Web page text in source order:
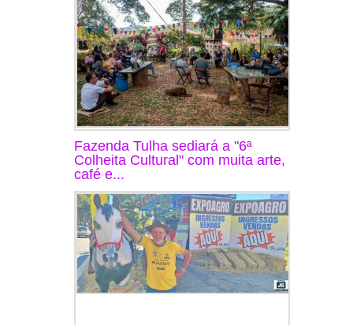
Fazenda Tulha sediará a "6ª
Colheita Cultural" com muita arte,
café e...